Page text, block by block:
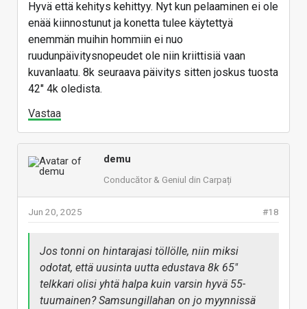
Hyvä että kehitys kehittyy. Nyt kun pelaaminen ei ole
enää kiinnostunut ja konetta tulee käytettyä
enemmän muihin hommiin ei nuo
ruudunpäivitysnopeudet ole niin kriittisiä vaan
kuvanlaatu. 8k seuraava päivitys sitten joskus tuosta
42" 4k oledista.
Vastaa
demu
Conducător & Geniul din Carpați
#18
Jun 20, 2025
Jos tonni on hintarajasi töllölle, niin miksi
odotat, että uusinta uutta edustava 8k 65"
telkkari olisi yhtä halpa kuin varsin hyvä 55-
tuumainen? Samsungillahan on jo myynnissä